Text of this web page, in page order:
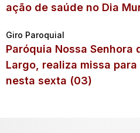
ação de saúde no Dia
Giro Paroquial
Paróquia Nossa Senhora
Largo, realiza missa
nesta sexta (03)